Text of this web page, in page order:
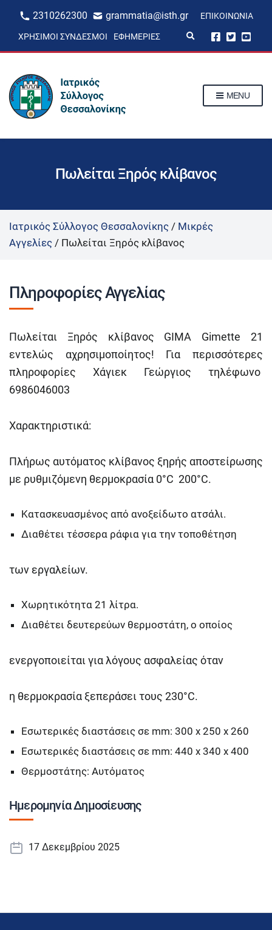
2310262300 grammatia@isth.gr ΕΠΙΚΟΙΝΩΝΊΑ
ΧΡΉΣΙΜΟΙ ΣΎΝΔΕΣΜΟΙ ΕΦΗΜΕΡΊΕΣ
p
m
MENU
Πωλείται Ξηρός κλίβανος
Ιατρικός Σύλλογος Θεσσαλονίκης / Μικρές
Αγγελίες / Πωλείται Ξηρός κλίβανος
Πληροφορίες Αγγελίας
Πωλείται Ξηρός κλίβανος GIMA Gimette 21
εντελώς αχρησιμοποίητος! Για περισσότερες
πληροφορίες Χάγιεκ Γεώργιος τηλέφωνο
6986046003
Χαρακτηριστικά:
Πλήρως αυτόματος κλίβανος ξηρής αποστείρωσης
με ρυθμιζόμενη θερμοκρασία 0°C 200°C.
Κατασκευασμένος από ανοξείδωτο ατσάλι.
Διαθέτει τέσσερα ράφια για την τοποθέτηση
των εργαλείων.
Xωρητικότητα 21 λίτρα.
Διαθέτει δευτερεύων θερμοστάτη, ο οποίος
ενεργοποιείται για λόγους ασφαλείας όταν
η θερμοκρασία ξεπεράσει τους 230°C.
Εσωτερικές διαστάσεις σε mm: 300 x 250 x 260
Εσωτερικές διαστάσεις σε mm: 440 x 340 x 400
Θερμοστάτης: Αυτόματος
Ημερομηνία Δημοσίευσης
17 Δεκεμβρίου 2025